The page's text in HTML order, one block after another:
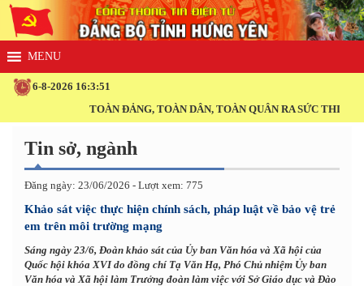
6-8-2026 16:3:51
TOÀN ĐẢNG, TOÀN DÂN, TOÀN QUÂN RA SỨC THI ĐUA
Tin sở, ngành
Đăng ngày: 23/06/2026 - Lượt xem: 775
Khảo sát việc thực hiện chính sách, pháp luật về bảo vệ trẻ
em trên môi trường mạng
Sáng ngày 23/6, Đoàn khảo sát của Ủy ban Văn hóa và Xã hội của
Quốc hội khóa XVI do đồng chí Tạ Văn Hạ, Phó Chủ nhiệm Ủy ban
Văn hóa và Xã hội làm Trưởng đoàn làm việc với Sở Giáo dục và Đào